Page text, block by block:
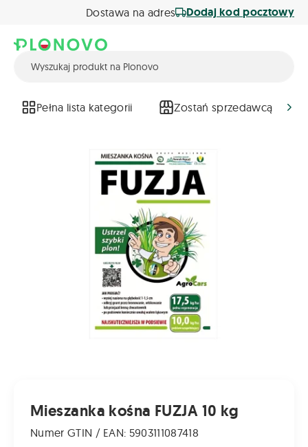
Dostawa na adres Dodaj kod pocztowy
Pełna lista kategorii Zostań sprzedawcą
Mieszanka kośna FUZJA 10 kg
Numer GTIN / EAN: 5903111087418